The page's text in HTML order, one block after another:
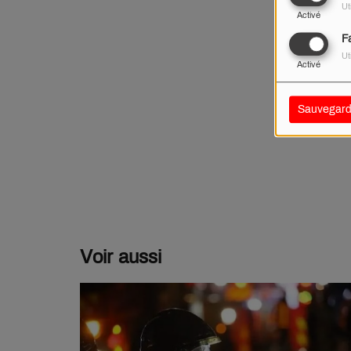
Activé
Activé
Voir aussi